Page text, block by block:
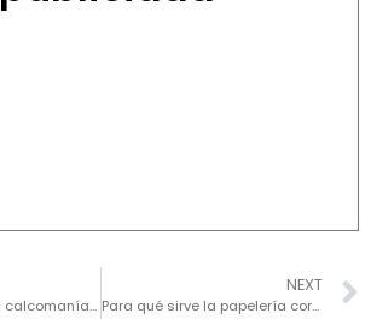
Cómo se fabrican calcomanías: Proceso paso a paso
NEXT
Para qué sirve la papelería corporativa y por qué es clave para un negocio